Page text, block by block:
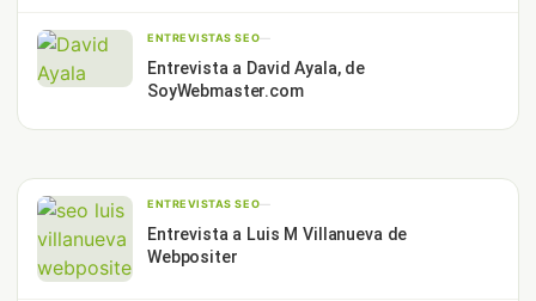
ENTREVISTAS SEO—
Entrevista a David Ayala, de
SoyWebmaster.com
ENTREVISTAS SEO—
Entrevista a Luis M Villanueva de
Webpositer